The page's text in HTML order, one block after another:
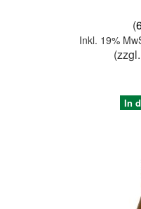
(
Inkl. 19%
In